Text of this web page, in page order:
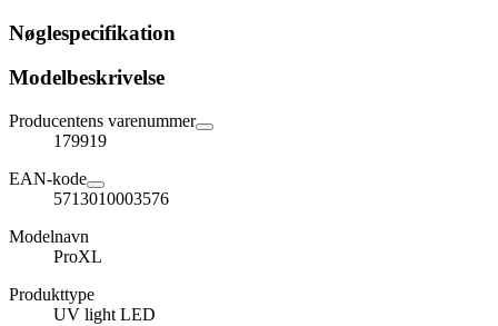
Nøglespecifikation
Modelbeskrivelse
Producentens varenummer
179919
EAN-kode
5713010003576
Modelnavn
ProXL
Produkttype
UV light LED